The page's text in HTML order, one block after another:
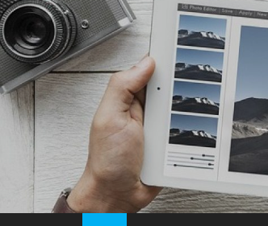
Skip
to
content